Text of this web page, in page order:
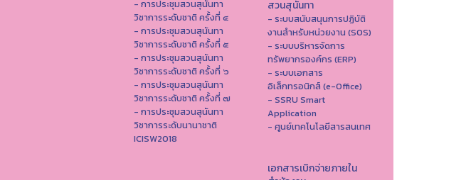
- การประชุมสวนสุนันทา
วิชาการระดับชาติ ครั้งที่ ๔
- การประชุมสวนสุนันทา
วิชาการระดับชาติ ครั้งที่ ๕
- การประชุมสวนสุนันทา
วิชาการระดับชาติ ครั้งที่ ๖
- การประชุมสวนสุนันทา
วิชาการระดับชาติ ครั้งที่ ๗
- การประชุมสวนสุนันทา
วิชาการระดับนานาชาติ
ICISW2018
สวนสุนันทา
- ระบบสนับสนุนการปฏิบัติ
งานสำหรับหน่วยงาน (SOS)
- ระบบบริหารจัดการ
ทรัพยากรองค์กร (ERP)
- ระบบเอกสาร
อิเล็กทรอนิกส์ (e-Office)
- SSRU Smart
Application
- ศูนย์เทคโนโลยีสารสนเทศ
เอกสารเบิกจ่ายภายใน